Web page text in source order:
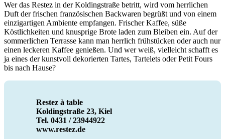
Wer das Restez in der Koldingstraße betritt, wird vom herrlichen
Duft der frischen französischen Backwaren begrüßt und von einem
einzigartigen Ambiente empfangen. Frischer Kaffee, süße
Köstlichkeiten und knusprige Brote laden zum Bleiben ein. Auf der
sommerlichen Terrasse kann man herrlich frühstücken oder auch nur
einen leckeren Kaffee genießen. Und wer weiß, vielleicht schafft es
ja eines der kunstvoll dekorierten Tartes, Tartelets oder Petit Fours
bis nach Hause?
Restez à table
Koldingstraße 23, Kiel
Tel. 0431 / 23944922
www.restez.de